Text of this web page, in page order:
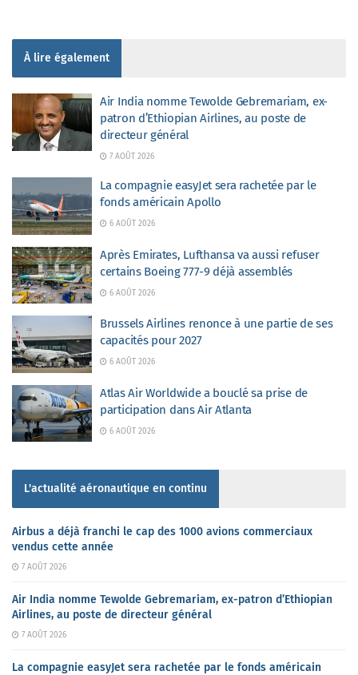
À lire également
Air India nomme Tewolde Gebremariam, ex-
patron d’Ethiopian Airlines, au poste de
directeur général
7 AOÛT 2026
La compagnie easyJet sera rachetée par le
fonds américain Apollo
6 AOÛT 2026
Après Emirates, Lufthansa va aussi refuser
certains Boeing 777-9 déjà assemblés
6 AOÛT 2026
Brussels Airlines renonce à une partie de ses
capacités pour 2027
6 AOÛT 2026
Atlas Air Worldwide a bouclé sa prise de
participation dans Air Atlanta
6 AOÛT 2026
L'actualité aéronautique en continu
Airbus a déjà franchi le cap des 1000 avions commerciaux
vendus cette année
7 AOÛT 2026
Air India nomme Tewolde Gebremariam, ex-patron d’Ethiopian
Airlines, au poste de directeur général
7 AOÛT 2026
La compagnie easyJet sera rachetée par le fonds américain